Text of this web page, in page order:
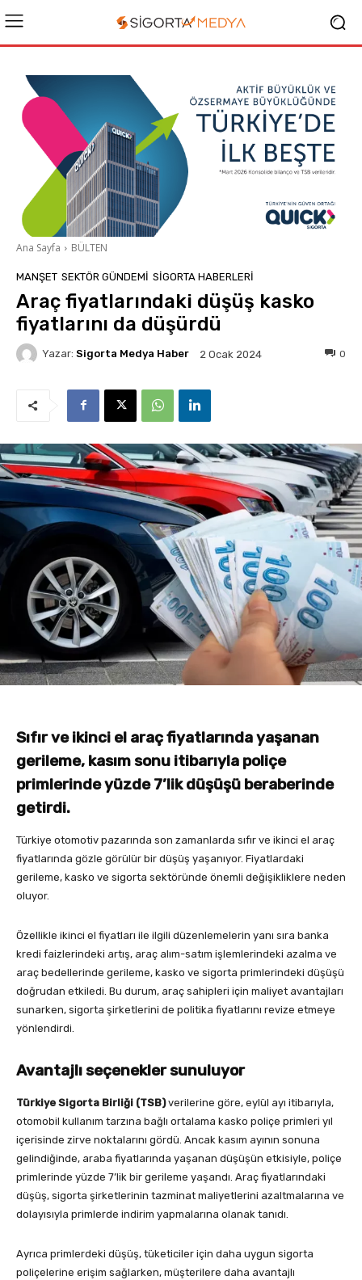
Ana Sayfa BÜLTEN
MANŞET SEKTÖR GÜNDEMİ SIGORTA HABERLERI
Araç fiyatlarındaki düşüş kasko
fiyatlarını da düşürdü
Yazar: Sigorta Medya Haber 2 Ocak 2024 0
Sıfır ve ikinci el araç fiyatlarında yaşanan
gerileme, kasım sonu itibarıyla poliçe
primlerinde yüzde 7’lik düşüşü beraberinde
getirdi.
Türkiye otomotiv pazarında son zamanlarda sıfır ve ikinci el araç
fiyatlarında gözle görülür bir düşüş yaşanıyor. Fiyatlardaki
gerileme, kasko ve sigorta sektöründe önemli değişikliklere neden
oluyor.
Özellikle ikinci el fiyatları ile ilgili düzenlemelerin yanı sıra banka
kredi faizlerindeki artış, araç alım-satım işlemlerindeki azalma ve
araç bedellerinde gerileme, kasko ve sigorta primlerindeki düşüşü
doğrudan etkiledi. Bu durum, araç sahipleri için maliyet avantajları
sunarken, sigorta şirketlerini de politika fiyatlarını revize etmeye
yönlendirdi.
Avantajlı seçenekler sunuluyor
Türkiye Sigorta Birliği (TSB)verilerine göre, eylül ayı itibarıyla,
otomobil kullanım tarzına bağlı ortalama kasko poliçe primleri yıl
içerisinde zirve noktalarını gördü. Ancak kasım ayının sonuna
gelindiğinde, araba fiyatlarında yaşanan düşüşün etkisiyle, poliçe
primlerinde yüzde 7’lik bir gerileme yaşandı. Araç fiyatlarındaki
düşüş, sigorta şirketlerinin tazminat maliyetlerini azaltmalarına ve
dolayısıyla primlerde indirim yapmalarına olanak tanıdı.
Ayrıca primlerdeki düşüş, tüketiciler için daha uygun sigorta
poliçelerine erişim sağlarken, müşterilere daha avantajlı